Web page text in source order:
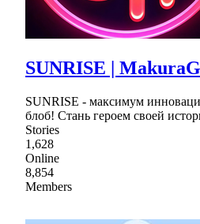
SUNRISE |
SUNRISE - максимум
блоб! Стань героем своей
Stories
1,628
Online
8,854
Members